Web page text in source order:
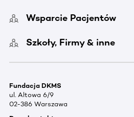
Wsparcie Pacjentów
Szkoły, Firmy & inne
Fundacja DKMS
ul. Altowa 6/9
02-386 Warszawa